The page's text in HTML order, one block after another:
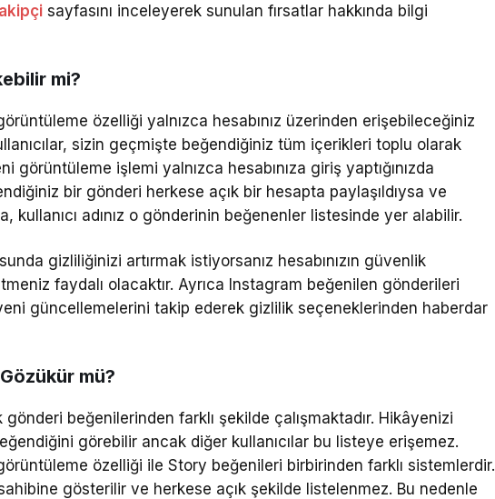
sayfasını inceleyerek sunulan fırsatlar hakkında bilgi
mi?
özelliği yalnızca hesabınız üzerinden erişebileceğiniz
sizin geçmişte beğendiğiniz tüm içerikleri toplu olarak
işlemi yalnızca hesabınıza giriş yaptığınızda
bir gönderi herkese açık bir hesapta paylaşıldıysa ve
kullanıcı adınız o gönderinin beğenenler listesinde yer alabilir.
gizliliğinizi artırmak istiyorsanız hesabınızın güvenlik
faydalı olacaktır. Ayrıca Instagram beğenilen gönderileri
güncellemelerini takip ederek gizlilik seçeneklerinden haberdar
mü?
beğenilerinden farklı şekilde çalışmaktadır. Hikâyenizi
görebilir ancak diğer kullanıcılar bu listeye erişemez.
özelliği ile Story beğenileri birbirinden farklı sistemlerdir.
gösterilir ve herkese açık şekilde listelenmez. Bu nedenle